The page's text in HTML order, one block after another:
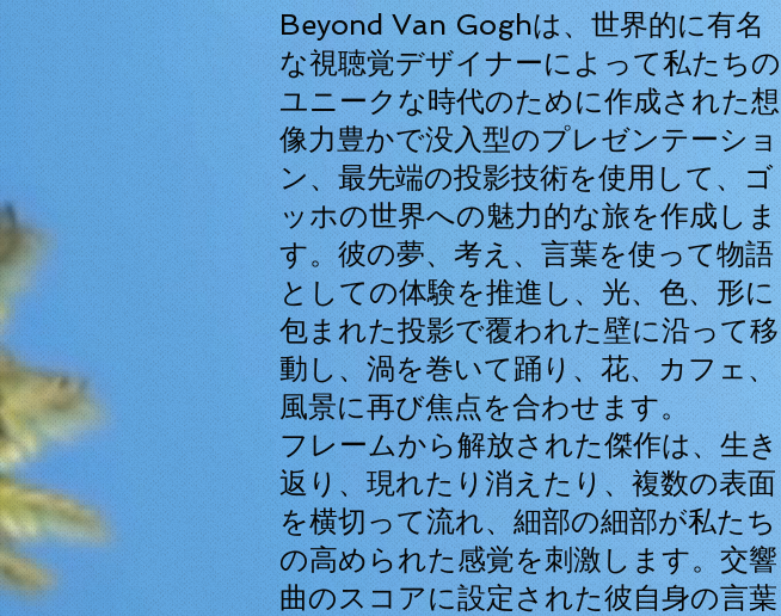
Beyond Van Goghは、世界的に有名
な視聴覚デザイナーによって私たちの
ユニークな時代のために作成された想
像力豊かで没入型のプレゼンテーショ
ン、最先端の投影技術を使用して、ゴ
ッホの世界への魅力的な旅を作成しま
す。彼の夢、考え、言葉を使って物語
としての体験を推進し、光、色、形に
包まれた投影で覆われた壁に沿って移
動し、渦を巻いて踊り、花、カフェ、
風景に再び焦点を合わせます。
フレームから解放された傑作は、生き
返り、現れたり消えたり、複数の表面
を横切って流れ、細部の細部が私たち
の高められた感覚を刺激します。交響
曲のスコアに設定された彼自身の言葉